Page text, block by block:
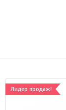
Лидер продаж!